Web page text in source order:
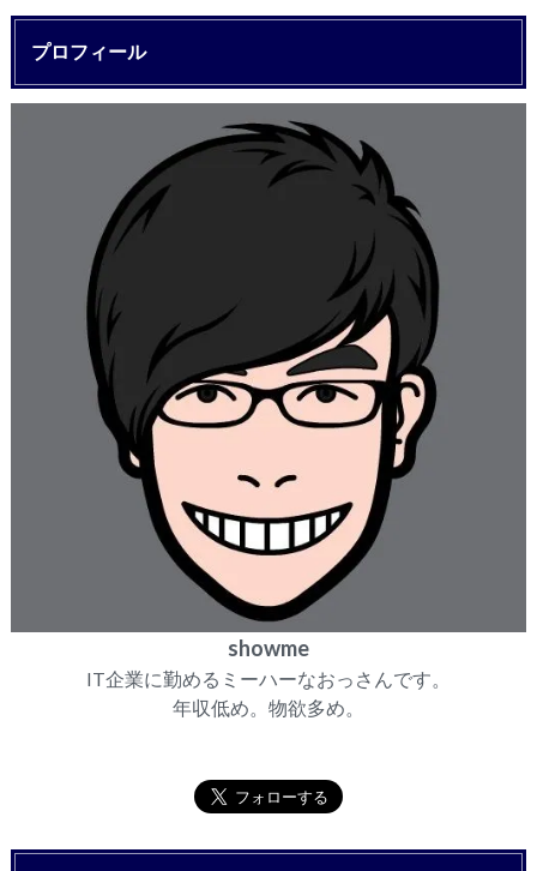
プロフィール
showme
IT企業に勤めるミーハーなおっさんです。
年収低め。物欲多め。